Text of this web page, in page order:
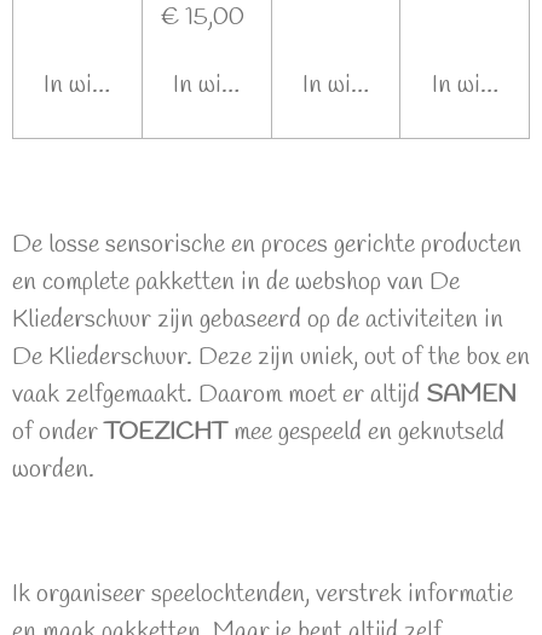
In winkelwagen
€ 15,00
In winkelwagenIn winkelwagen
In
De losse sensorische en proces gerichte producten
en complete pakketten in de webshop van De
Kliederschuur zijn gebaseerd op de activiteiten in
De Kliederschuur. Deze zijn uniek, out of the box en
vaak zelfgemaakt. Daarom moet er altijd SAMEN
of onderTOEZICHTmee gespeeld en geknutseld
worden.
Ik organiseer speelochtenden, verstrek informatie